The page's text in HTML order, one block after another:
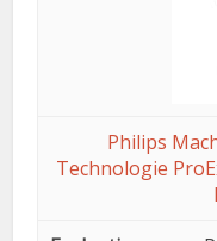
Philips
Technologie